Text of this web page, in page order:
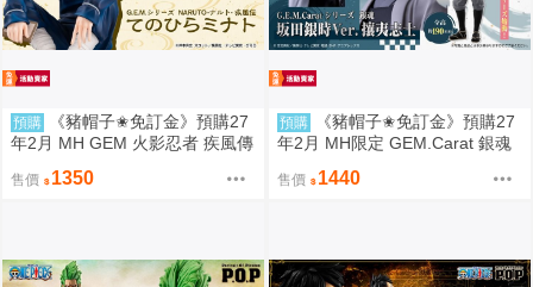
預購
《豬帽子✬免訂金》預購27
年2月 MH GEM 火影忍者 疾風傳
售價 1350
預購
《豬帽子✬免訂金》預購27
年2月 MH限定 GEM.Carat 銀魂
售價 1440